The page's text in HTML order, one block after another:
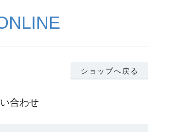
ショップへ戻る
合わせ